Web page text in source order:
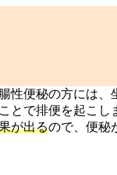
性便秘の方には
ことで排便を起こし
が出るので、便秘